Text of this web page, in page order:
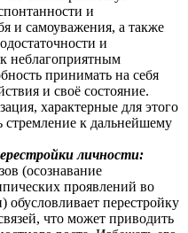
и
и самоуважения, а также
и
неблагоприятным
принимать на себя
и своё состояние.
характерные для этого
стремление к дальнейшему
личности:
(осознавание
проявлений во
перестройку
что может приводить